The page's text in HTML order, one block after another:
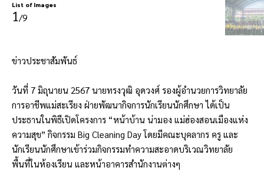
List of Images
1/9
ข่าวประชาสัมพันธ์
วันที่ 7 มิถุนายน 2567 นายทรงวุฒิ อุดวงศ์ รองผู้อำนวยการวิทยาลัย
การอาชีพแม่สะเรียง ฝ่ายพัฒนากิจการนักเรียนนักศึกษา ได้เป็น
ประธานในพิธีเปิดโครงการ “หน้าบ้าน น่ามอง แม่ฮ่องสอนเมืองแห่ง
ความสุข” กิจกรรม Big Cleaning Day โดยมีคณะบุคลากร ครู และ
นักเรียนนักศึกษาเข้าร่วมกิจกรรมทำความสะอาดบริเวณวิทยาลัย
พื้นที่ในห้องเรียน และหน้าอาคารสำนักงานต่างๆ